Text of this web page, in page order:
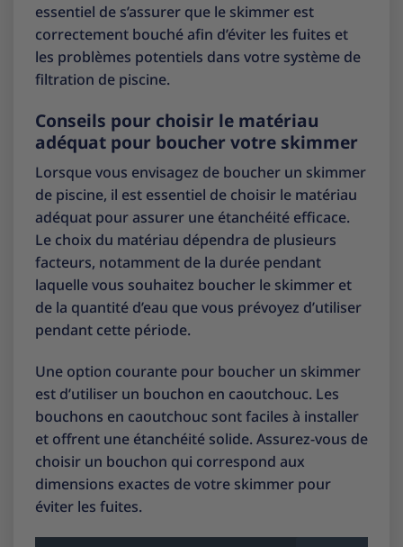
essentiel de s’assurer que le skimmer est
correctement bouché afin d’éviter les fuites et
les problèmes potentiels dans votre système de
filtration de piscine.
Conseils pour choisir le matériau
adéquat pour boucher votre skimmer
Lorsque vous envisagez de boucher un skimmer
de piscine, il est essentiel de choisir le matériau
adéquat pour assurer une étanchéité efficace.
Le choix du matériau dépendra de plusieurs
facteurs, notamment de la durée pendant
laquelle vous souhaitez boucher le skimmer et
de la quantité d’eau que vous prévoyez d’utiliser
pendant cette période.
Une option courante pour boucher un skimmer
est d’utiliser un bouchon en caoutchouc. Les
bouchons en caoutchouc sont faciles à installer
et offrent une étanchéité solide. Assurez-vous de
choisir un bouchon qui correspond aux
dimensions exactes de votre skimmer pour
éviter les fuites.